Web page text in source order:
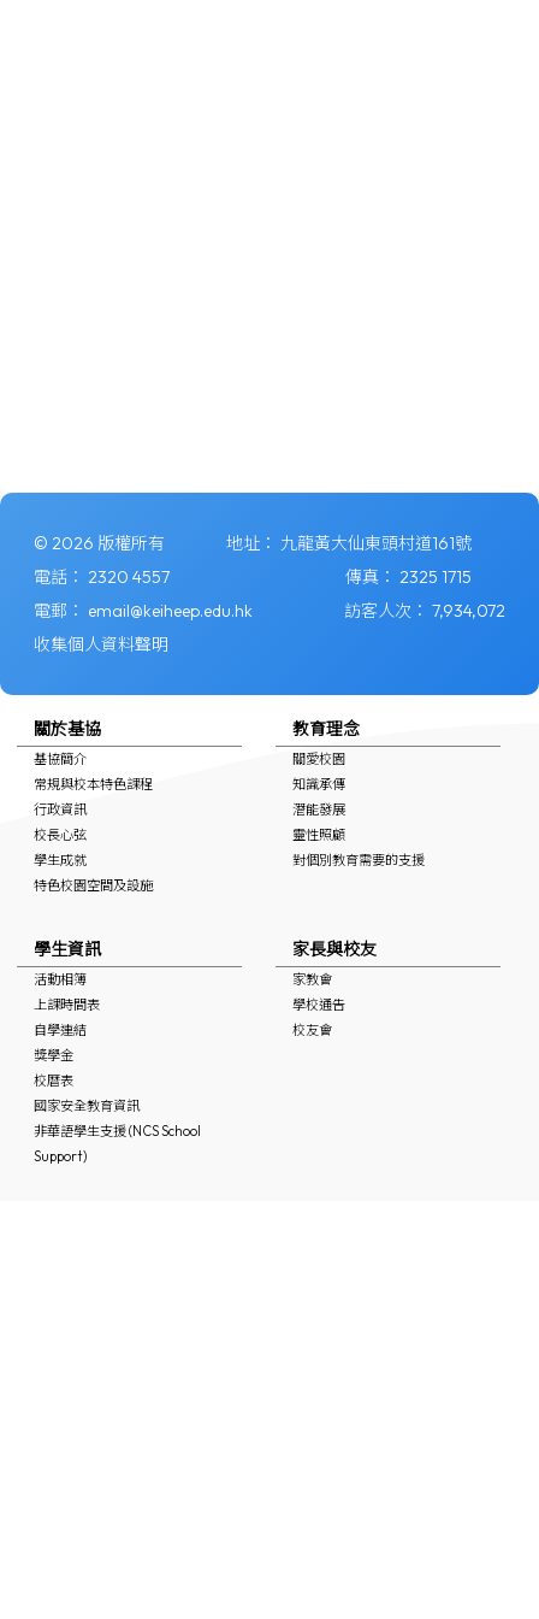
© 2026 版權所有 地址： 九龍黃大仙東頭村道161號
電話： 2320 4557 傳真： 2325 1715
電郵： email@keiheep.edu.hk 訪客人次： 7,934,072
收集個人資料聲明
關於基協
基協簡介
常規與校本特色課程
行政資訊
校長心弦
學生成就
特色校園空間及設施
教育理念
關愛校園
知識承傳
潛能發展
靈性照顧
對個別教育需要的支援
學生資訊
活動相簿
上課時間表
自學連結
獎學金
校曆表
國家安全教育資訊
非華語學生支援 (NCS School
Support)
家長與校友
家教會
學校通告
校友會